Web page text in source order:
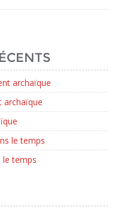
archaïque
archaïque
le temps
le temps